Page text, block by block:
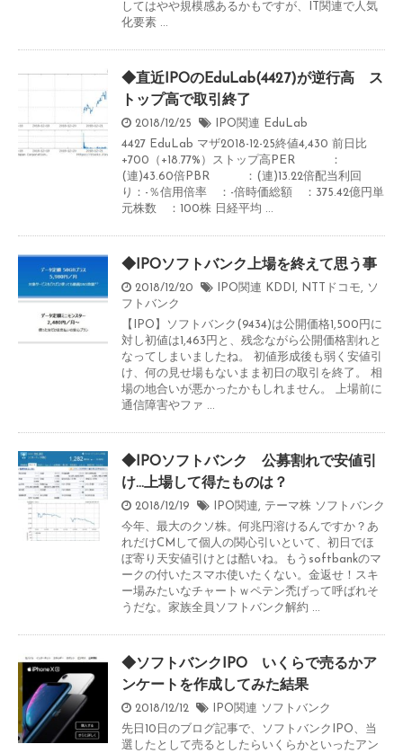
してはやや規模感あるかもですが、IT関連で人気
化要素 ...
◆直近IPOのEduLab(4427)が逆行高 ス
トップ高で取引終了
2018/12/25 IPO関連
EduLab
4427 EduLab マザ2018-12-25終値4,430 前日比
+700（+18.77%）ストップ高PER ：
(連)43.60倍PBR ：(連)13.22倍配当利回
り：-％信用倍率 ：-倍時価総額 ：375.42億円単
元株数 ：100株 日経平均 ...
◆IPOソフトバンク上場を終えて思う事
2018/12/20 IPO関連 KDDI , NTTドコモ, ソ
フトバンク
【IPO】ソフトバンク(9434)は公開価格1,500円に
対し初値は1,463円と、残念ながら公開価格割れと
なってしまいましたね。 初値形成後も弱く安値引
け、何の見せ場もないまま初日の取引を終了。 相
場の地合いが悪かったかもしれません。 上場前に
通信障害やファ ...
◆IPOソフトバンク 公募割れで安値引
け…上場して得たものは？
2018/12/19 IPO関連, テーマ株 ソフトバンク
今年、最大のクソ株。何兆円溶けるんですか？あ
れだけCMして個人の関心引いといて、初日でほ
ぼ寄り天安値引けとは酷いね。もうsoftbankのマ
ークの付いたスマホ使いたくない。金返せ！スキ
ー場みたいなチャートｗペテン禿げって呼ばれそ
うだな。家族全員ソフトバンク解約 ...
◆ソフトバンクIPO いくらで売るかア
ンケートを作成してみた結果
2018/12/12 IPO関連 ソフトバンク
先日10日のブログ記事で、ソフトバンクIPO、当
選したとして売るとしたらいくらかといったアン